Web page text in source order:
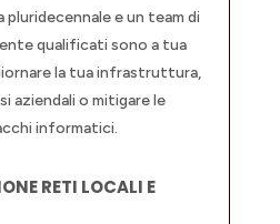
pluridecennale e un team di
qualificati sono a tua
la tua infrastruttura,
aziendali o mitigare le
informatici.
RETI LOCALI E